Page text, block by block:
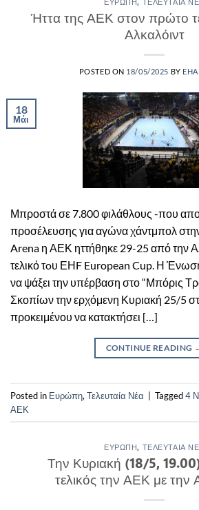
Ήττα της ΑΕΚ στον πρώτο
Αλκαλόιντ
POSTED ON 18/05/2025 BY
18
Μάι
Μπροστά σε 7.800 φιλάθλους -που
προσέλευσης για αγώνα χάντμπολ
Arena η ΑΕΚ ηττήθηκε 29-25 από την
τελικό τoυ ΕΗF European Cup. Η
να ψάξει την υπέρβαση στο “Μπόρις
Σκοπίων την ερχόμενη Κυριακή 25/5
προκειμένου να κατακτήσει […]
CONTINUE READING
Posted in Ευρώπη, Τελευταία Νέα | Tagged4
ΑΕΚ
ΕΥΡΏΠΗ, ΤΕΛΕΥΤΑΊΑ
Την Κυριακή (18/5,
τελικός την ΑΕΚ με την